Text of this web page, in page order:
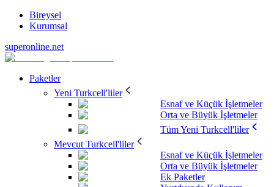
Bireysel
Kurumsal
superonline.net
Paketler
Yeni Turkcell'liler
Esnaf ve Küçük İşletmeler
Orta ve Büyük İşletmeler
Tüm Yeni Turkcell'liler
Mevcut Turkcell'liler
Esnaf ve Küçük İşletmeler
Orta ve Büyük İşletmeler
Ek Paketler